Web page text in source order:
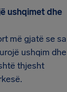
ushqimet dhe
më gjatë se sa
ushqim dhe
thjesht